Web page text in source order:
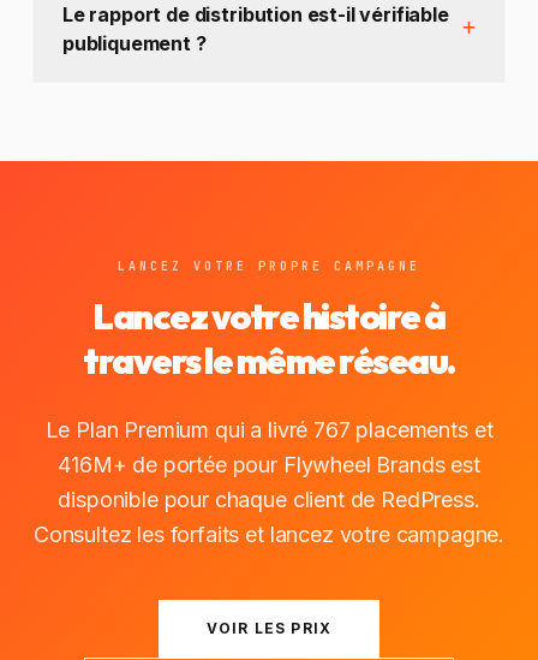
Le rapport de distribution est-il vérifiable
publiquement ?
LANCEZ VOTRE PROPRE CAMPAGNE
Lancez votre histoire à
travers le même réseau.
Le Plan Premium qui a livré 767 placements et
416M+ de portée pour Flywheel Brands est
disponible pour chaque client de RedPress.
Consultez les forfaits et lancez votre campagne.
VOIR LES PRIX